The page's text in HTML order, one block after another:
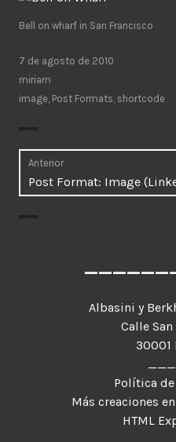
Bell on wharf in San Francisco
7 de agosto de 2010
miriam
image Post Formats shortcode
Navegación
de
Anterior
Entrada
anterior:
Post Format: Image
Albasini y
Calle
30001
Política
Más creaciones
HTML